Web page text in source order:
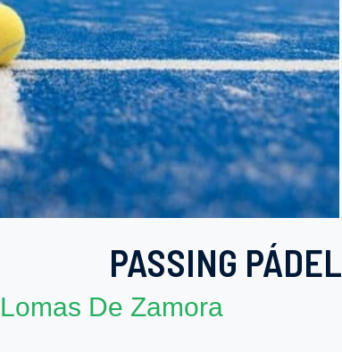
PASSING PÁDEL
De Zamora